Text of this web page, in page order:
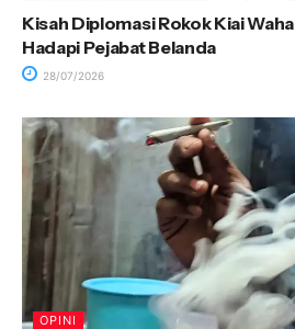
Kisah Diplomasi Rokok Kiai
Hadapi Pejabat Belanda
28/07/2026
OPINI